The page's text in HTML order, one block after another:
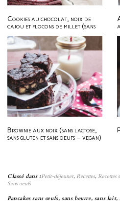
Cookies au chocolat, noix de
cajou et flocons de millet (sans
Vegan)
Brownie aux noix (sans lactose,
sans gluten et sans oeufs – vegan)
Classé dans :Petit-déjeuner, Recettes, Recettes
Sans oeufs
Pancakes sans œufs, sans beurre, sans